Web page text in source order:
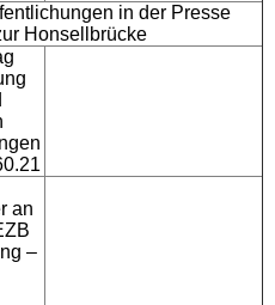
in der Presse
Honsellbrücke
an
–